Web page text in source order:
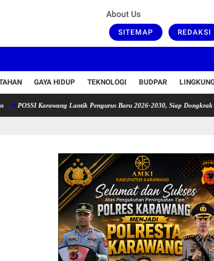
About Us
SITEMAP REDAKSI
GAYA HIDUP TEKNOLOGI BUDPAR
Karawang Lantik Pengurus Baru 2026-2030, Siap Dongkrak Prestasi dan